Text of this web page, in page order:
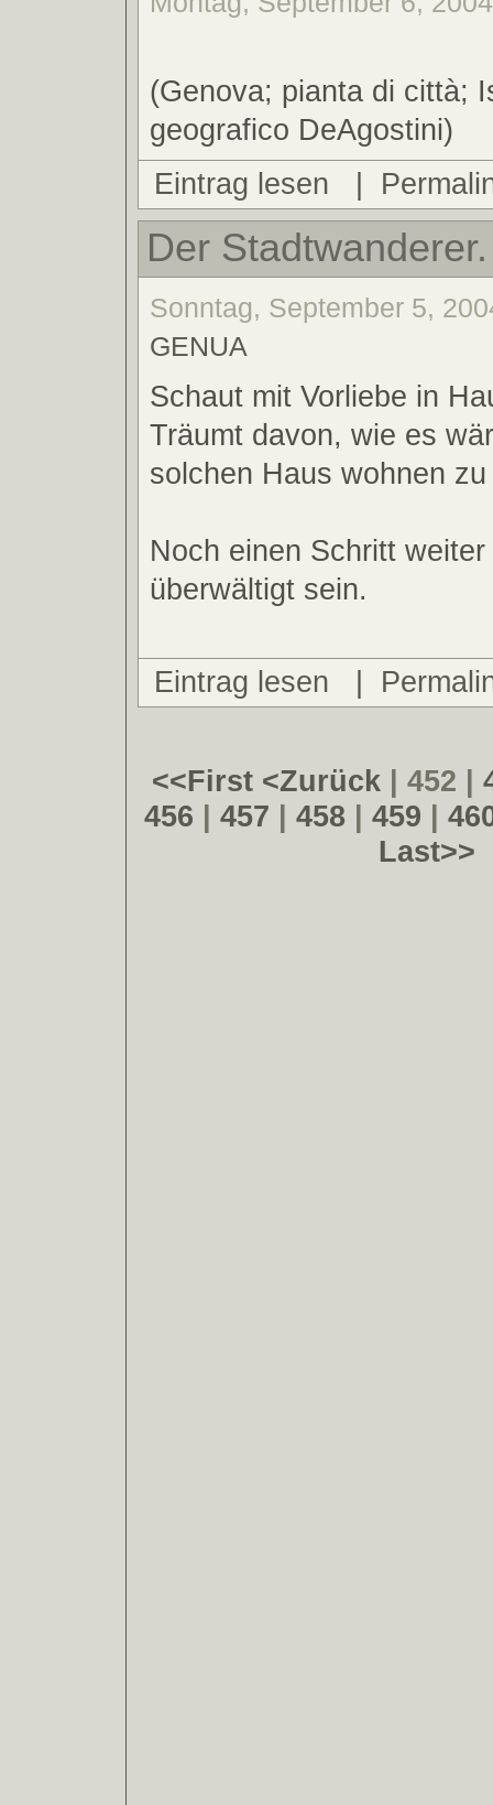
(Genova; pianta di città;
geografico DeAgostini)
Eintrag lesen
|
Der Stadtwanderer.
Sonntag, September 5,
GENUA
Schaut mit Vorliebe in
Träumt davon, wie es
solchen Haus wohnen
Noch einen Schritt
überwältigt sein.
Eintrag lesen |
<<First <Zurück | 452 |
456 | 457 | 458 | 459 |
Last>>